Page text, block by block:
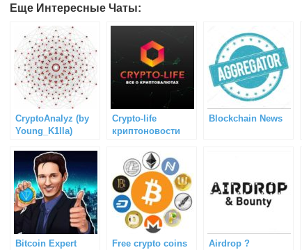
Еще Интересные Чаты:
CryptoAnalyz (by
Young_K1lla)
Сrypto-life
криптоновости
Blockchain News
Bitcoin Expert Free crypto coins Airdrop ?